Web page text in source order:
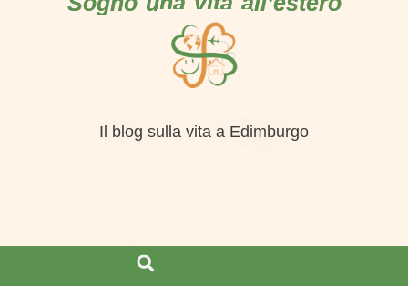
Il blog sulla vita a Edimburgo